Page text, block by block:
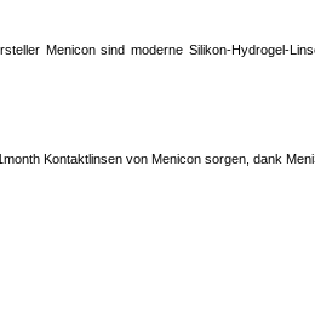
Menicon sind moderne Silikon-Hydrogel-
Kontaktlinsen von Menicon sorgen, dank